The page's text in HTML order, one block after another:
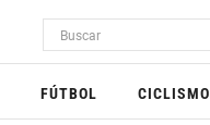
FÚTBOL CICLISMO